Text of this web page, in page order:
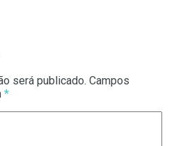
será publicado. Campos
*